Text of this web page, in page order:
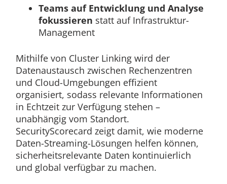
Teams auf Entwicklung und Analyse
fokussieren statt auf Infrastruktur-
Management
Mithilfe von Cluster Linking wird der
Datenaustausch zwischen Rechenzentren
und Cloud-Umgebungen effizient
organisiert, sodass relevante Informationen
in Echtzeit zur Verfügung stehen –
unabhängig vom Standort.
SecurityScorecard zeigt damit, wie moderne
Daten-Streaming-Lösungen helfen können,
sicherheitsrelevante Daten kontinuierlich
und global verfügbar zu machen.